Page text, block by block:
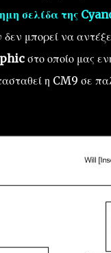
σελίδα της
μπορεί να
στο οποίο μας
η CM9 σε